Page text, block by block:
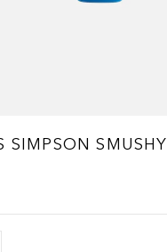
SIMPSON SMUSHY